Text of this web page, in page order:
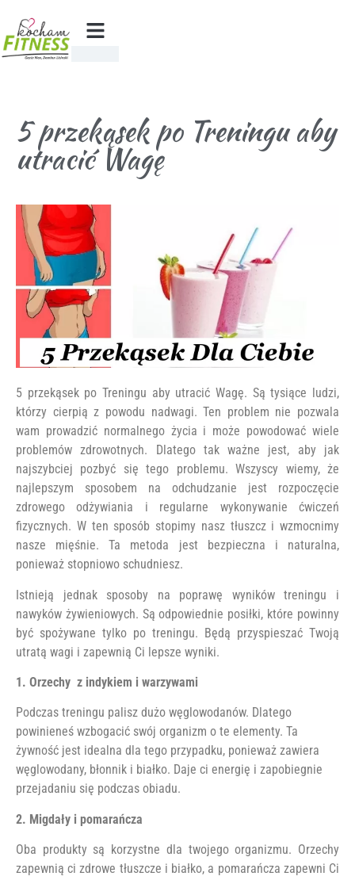
5 przekąsek po Treningu aby
utracić Wagę
5 przekąsek po Treningu aby utracić Wagę. Są tysiące ludzi,
którzy cierpią z powodu nadwagi. Ten problem nie pozwala
wam prowadzić normalnego życia i może powodować wiele
problemów zdrowotnych. Dlatego tak ważne jest, aby jak
najszybciej pozbyć się tego problemu. Wszyscy wiemy, że
najlepszym sposobem na odchudzanie jest rozpoczęcie
zdrowego odżywiania i regularne wykonywanie ćwiczeń
fizycznych. W ten sposób stopimy nasz tłuszcz i wzmocnimy
nasze mięśnie. Ta metoda jest bezpieczna i naturalna,
ponieważ stopniowo schudniesz.
Istnieją jednak sposoby na poprawę wyników treningu i
nawyków żywieniowych. Są odpowiednie posiłki, które powinny
być spożywane tylko po treningu. Będą przyspieszać Twoją
utratą wagi i zapewnią Ci lepsze wyniki.
1. Orzechy z indykiem i warzywami
Podczas treningu palisz dużo węglowodanów. Dlatego
powinieneś wzbogacić swój organizm o te elementy. Ta
żywność jest idealna dla tego przypadku, ponieważ zawiera
węglowodany, błonnik i białko. Daje ci energię i zapobiegnie
przejadaniu się podczas obiadu.
2. Migdały i pomarańcza
Oba produkty są korzystne dla twojego organizmu. Orzechy
zapewnią ci zdrowe tłuszcze i białko, a pomarańcza zapewni Ci